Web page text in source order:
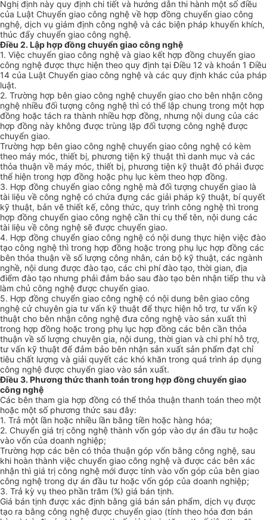
Nghị định này quy định chi tiết và hướng dẫn thi hành một số điều
của Luật Chuyển giao công nghệ về hợp đồng chuyển giao công
nghệ, dịch vụ giám định công nghệ và các biện pháp khuyến khích,
thúc đẩy chuyển giao công nghệ.
Điều 2. Lập hợp đồng chuyển giao công nghệ
1. Việc chuyển giao công nghệ và giao kết hợp đồng chuyển giao
công nghệ được thực hiện theo quy định tại Điều 12 và khoản 1 Điều
14 của Luật Chuyển giao công nghệ và các quy định khác của pháp
luật.
2. Trường hợp bên giao công nghệ chuyển giao cho bên nhận công
nghệ nhiều đối tượng công nghệ thì có thể lập chung trong một hợp
đồng hoặc tách ra thành nhiều hợp đồng, nhưng nội dung của các
hợp đồng này không được trùng lặp đối tượng công nghệ được
chuyển giao.
Trường hợp bên giao công nghệ chuyển giao công nghệ có kèm
theo máy móc, thiết bị, phương tiện kỹ thuật thì danh mục và các
thỏa thuận về máy móc, thiết bị, phương tiện kỹ thuật đó phải được
thể hiện trong hợp đồng hoặc phụ lục kèm theo hợp đồng.
3. Hợp đồng chuyển giao công nghệ mà đối tượng chuyển giao là
tài liệu về công nghệ có chứa đựng các giải pháp kỹ thuật, bí quyết
kỹ thuật, bản vẽ thiết kế, công thức, quy trình công nghệ thì trong
hợp đồng chuyển giao công nghệ cần thi cụ thể tên, nội dung các
tài liệu về công nghệ sẽ được chuyển giao.
4. Hợp đồng chuyển giao công nghệ có nội dung thực hiện việc đào
tạo công nghệ thì trong hợp đồng hoặc trong phụ lục hợp đồng các
bên thỏa thuận về số lượng công nhân, cán bộ kỹ thuật, các ngành
nghề, nội dung được đào tạo, các chi phí đào tạo, thời gian, địa
điểm đào tạo nhưng phải đảm bảo sau đào tạo bên nhận tiếp thu và
làm chủ công nghệ được chuyển giao.
5. Hợp đồng chuyển giao công nghệ có nội dung bên giao công
nghệ cử chuyên gia tư vấn kỹ thuật để thực hiện hỗ trợ, tư vấn kỹ
thuật cho bên nhận công nghệ đưa công nghệ vào sản xuất thì
trong hợp đồng hoặc trong phụ lục hợp đồng các bên cần thỏa
thuận về số lượng chuyên gia, nội dung, thời gian và chi phí hỗ trợ,
tư vấn kỹ thuật để đảm bảo bên nhận sản xuất sản phẩm đạt chỉ
tiêu chất lượng và giải quyết các khó khăn trong quá trình áp dụng
công nghệ được chuyển giao vào sản xuất.
Điều 3. Phương thức thanh toán trong hợp đồng chuyển giao
công nghệ
Các bên tham gia hợp đồng có thể thỏa thuận thanh toán theo một
hoặc một số phương thức sau đây:
1. Trả một lần hoặc nhiều lần bằng tiền hoặc hàng hóa;
2. Chuyển giá trị công nghệ thành vốn góp vào dự án đầu tư hoặc
vào vốn của doanh nghiệp;
Trường hợp các bên có thỏa thuận góp vốn bằng công nghệ, sau
khi hoàn thành việc chuyển giao công nghệ và được các bên xác
nhận thì giá trị công nghệ mới được tính vào vốn góp của bên giao
công nghệ trong dự án đầu tư hoặc vốn góp của doanh nghiệp;
3. Trả kỳ vụ theo phần trăm (%) giá bán tịnh.
Giá bán tịnh được xác định bằng giá bán sản phẩm, dịch vụ được
tạo ra bằng công nghệ được chuyển giao (tính theo hóa đơn bán